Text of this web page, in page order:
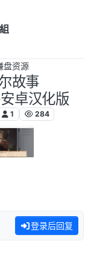
盘资源
故事
卓汉化版
1 284
登录后回复